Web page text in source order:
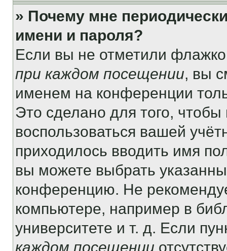
» Почему мне
имени и пароля?
Если вы не отметили
при каждом посещении, вы
именем на конференции
Это сделано для того, чтобы
воспользоваться вашей
приходилось вводить имя
вы можете выбрать
конференцию. Не
компьютере, например в
университете и т. д. Если
каждом посещении